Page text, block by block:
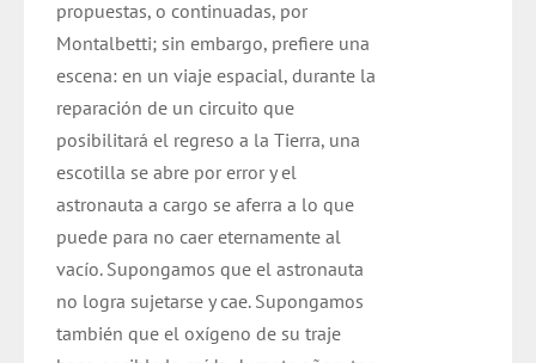
propuestas, o continuadas, por
Montalbetti; sin embargo, prefiere una
escena: en un viaje espacial, durante la
reparación de un circuito que
posibilitará el regreso a la Tierra, una
escotilla se abre por error y el
astronauta a cargo se aferra a lo que
puede para no caer eternamente al
vacío. Supongamos que el astronauta
no logra sujetarse y cae. Supongamos
también que el oxígeno de su traje